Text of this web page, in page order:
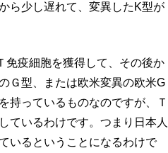
ら少し遅れて、変異したK型が
免疫細胞を獲得して、その後か
Ｇ型、または欧米変異の欧米G
持っているものなのですが、Ｔ
ているわけです。つまり日本人
いるということになるわけで